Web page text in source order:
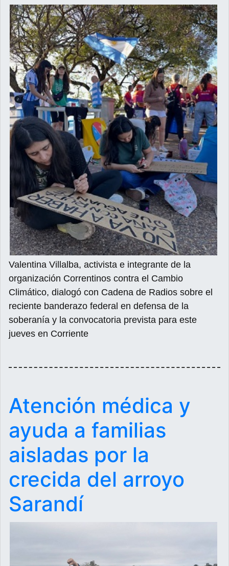
Valentina Villalba, activista e integrante de la
organización Correntinos contra el Cambio
Climático, dialogó con Cadena de Radios sobre el
reciente banderazo federal en defensa de la
soberanía y la convocatoria prevista para este
jueves en Corriente
Atención médica y
ayuda a familias
aisladas por la
crecida del arroyo
Sarandí